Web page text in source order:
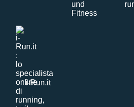
i-Run.it